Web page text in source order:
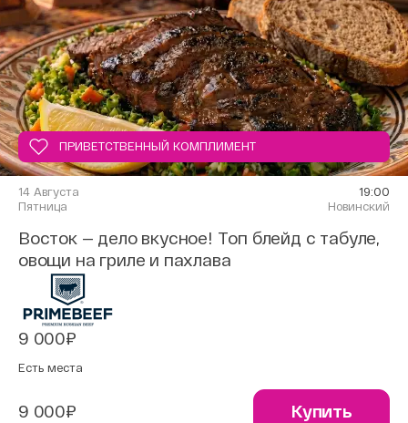
ПРИВЕТСТВЕННЫЙ КОМПЛИМЕНТ
14 Августа
Пятница
19:00
Новинский
Восток — дело вкусное! Топ блейд с табуле,
овощи на гриле и пахлава
9 000₽
Есть места
9 000₽ Купить